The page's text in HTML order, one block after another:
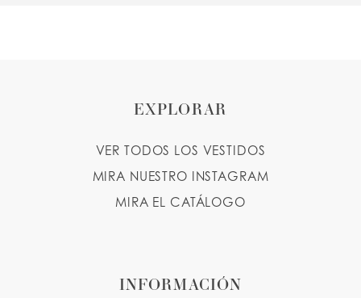
EXPLORAR
VER TODOS LOS VESTIDOS
MIRA NUESTRO INSTAGRAM
MIRA EL CATÁLOGO
INFORMACIÓN